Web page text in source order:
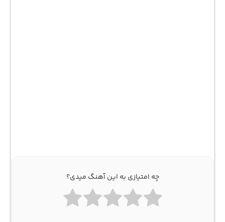
چه امتیازی به این آهنگ میدی؟